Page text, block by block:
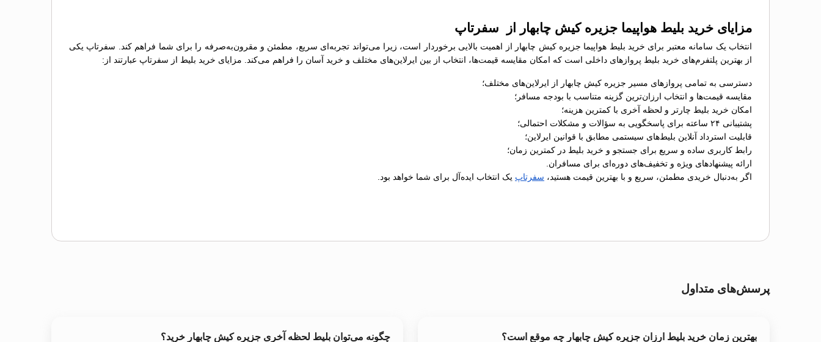
مزایای خرید بلیط هواپیما جزیره کیش چابهار از سفرتاپ
انتخاب یک سامانه معتبر برای خرید بلیط هواپیما جزیره کیش چابهار از اهمیت بالایی برخوردار است، زیرا می‌تواند تجربه‌ای سریع، مطمئن و مقرون‌به‌صرفه را برای شما فراهم کند. سفرتاپ یکی
از بهترین پلتفرم‌های خرید بلیط پروازهای داخلی است که امکان مقایسه قیمت‌ها، انتخاب از بین ایرلاین‌های مختلف و خرید آسان را فراهم می‌کند. مزایای خرید بلیط از سفرتاپ عبارتند از:
دسترسی به تمامی پروازهای مسیر جزیره کیش چابهار از ایرلاین‌های مختلف؛
مقایسه قیمت‌ها و انتخاب ارزان‌ترین گزینه متناسب با بودجه مسافر؛
امکان خرید بلیط چارتر و لحظه آخری با کمترین هزینه؛
پشتیبانی ۲۴ ساعته برای پاسخگویی به سؤالات و مشکلات احتمالی؛
قابلیت استرداد آنلاین بلیط‌های سیستمی مطابق با قوانین ایرلاین؛
رابط کاربری ساده و سریع برای جستجو و خرید بلیط در کمترین زمان؛
ارائه پیشنهادهای ویژه و تخفیف‌های دوره‌ای برای مسافران.
اگر به‌دنبال خریدی مطمئن، سریع و با بهترین قیمت هستید، سفرتاپ یک انتخاب ایده‌آل برای شما خواهد بود.
پرسش‌های متداول
بهترین زمان خرید بلیط ارزان جزیره کیش چابهار چه موقع است؟ چگونه می‌توان بلیط لحظه آخری جزیره کیش چابهار خرید؟